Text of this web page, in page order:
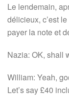
Le lendemain,
délicieux, c’est
payer la note et
Nazia: OK, shall
William: Yeah,
Let’s say £40